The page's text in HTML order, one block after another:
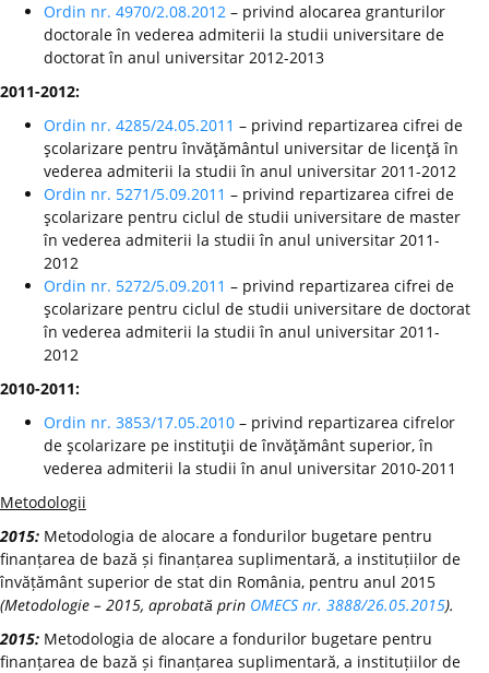
Ordin nr. 4970/2.08.2012 – privind alocarea granturilor
doctorale în vederea admiterii la studii universitare de
doctorat în anul universitar 2012-2013
2011-2012:
Ordin nr. 4285/24.05.2011 – privind repartizarea cifrei de
şcolarizare pentru învăţământul universitar de licenţă în
vederea admiterii la studii în anul universitar 2011-2012
Ordin nr. 5271/5.09.2011 – privind repartizarea cifrei de
şcolarizare pentru ciclul de studii universitare de master
în vederea admiterii la studii în anul universitar 2011-
2012
Ordin nr. 5272/5.09.2011 – privind repartizarea cifrei de
şcolarizare pentru ciclul de studii universitare de doctorat
în vederea admiterii la studii în anul universitar 2011-
2012
2010-2011:
Ordin nr. 3853/17.05.2010 – privind repartizarea cifrelor
de şcolarizare pe instituţii de învăţământ superior, în
vederea admiterii la studii în anul universitar 2010-2011
Metodologii
2015: Metodologia de alocare a fondurilor bugetare pentru
finanțarea de bază și finanțarea suplimentară, a instituțiilor de
învățământ superior de stat din România, pentru anul 2015
(Metodologie – 2015, aprobată prin OMECS nr. 3888/26.05.2015).
2015: Metodologia de alocare a fondurilor bugetare pentru
finanțarea de bază și finanțarea suplimentară, a instituțiilor de